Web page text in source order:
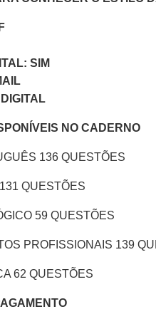
SIM
NO CADERNO
136 QUESTÕES
QUESTÕES
59 QUESTÕES
PROFISSIONAIS 139
62 QUESTÕES